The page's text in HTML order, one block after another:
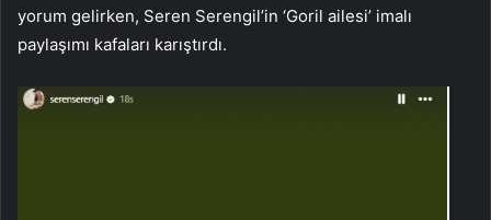
yorum gelirken, Seren Serengil’in ‘Goril ailesi’ imalı
paylaşımı kafaları karıştırdı.